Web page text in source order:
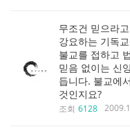
무조건 믿으라
강요하는 기독
불교를 접하고
믿음 없이는 신
듭니다. 불교에
것인지요?
조회 6128